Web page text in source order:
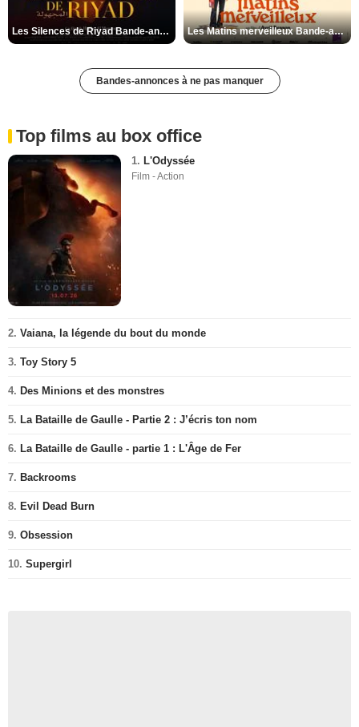
Les Silences de Riyad Bande-annonce VO STFR Les Matins merveilleux Bande-annonce VF
Bandes-annonces à ne pas manquer
Top films au box office
1. L'Odyssée
Film - Action
2. Vaiana, la légende du bout du monde
3. Toy Story 5
4. Des Minions et des monstres
5. La Bataille de Gaulle - Partie 2 : J’écris ton nom
6. La Bataille de Gaulle - partie 1 : L'Âge de Fer
7. Backrooms
8. Evil Dead Burn
9. Obsession
10. Supergirl